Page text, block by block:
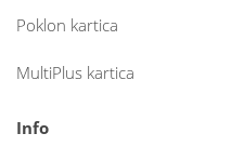
Poklon kartica
MultiPlus kartica
Info